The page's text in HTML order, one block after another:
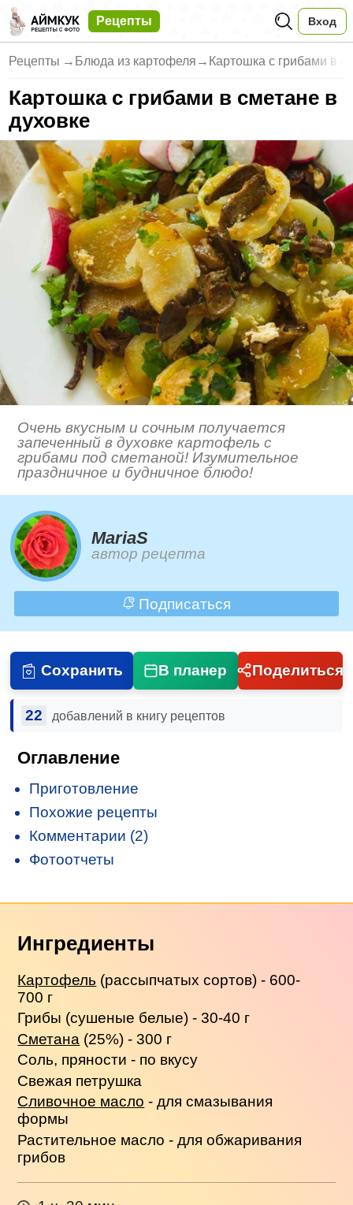
Рецепты Вход
Рецепты → Блюда из картофеля → Картошка с грибами в
Картошка с грибами в сметане в
духовке
Очень вкусным и сочным получается
запеченный в духовке картофель с
грибами под сметаной! Изумительное
праздничное и будничное блюдо!
MariaS
автор рецепта
Подписаться
Сохранить В планер Поделиться
22 добавлений в книгу рецептов
Оглавление
Приготовление
Похожие рецепты
Комментарии (2)
Фотоотчеты
Ингредиенты
Картофель (рассыпчатых сортов) - 600-
700 г
Грибы (сушеные белые) - 30-40 г
Сметана (25%) - 300 г
Соль, пряности - по вкусу
Свежая петрушка
Сливочное масло - для смазывания
формы
Растительное масло - для обжаривания
грибов